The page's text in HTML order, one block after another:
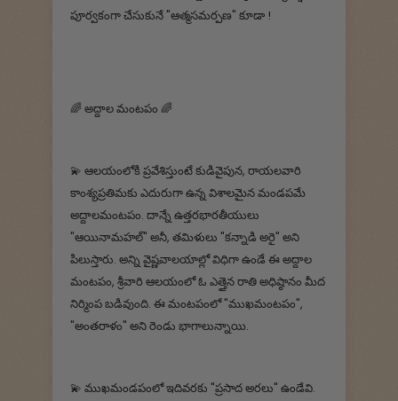
పూర్వకంగా చేసుకునే "ఆత్మసమర్పణ" కూడా !
🌈 అద్దాల మంటపం 🌈
💫 ఆలయంలోకి ప్రవేశిస్తుంటే కుడివైపున, రాయలవారి
కాంశ్యప్రతిమకు ఎదురుగా ఉన్న విశాలమైన మండపమే
అద్దాలమంటపం. దాన్నే ఉత్తరభారతీయులు
"ఆయినామహల్" అనీ, తమిళులు "కన్నాడి అరై" అని
పిలుస్తారు. అన్ని వైష్ణవాలయాల్లో విధిగా ఉండే ఈ అద్దాల
మంటపం, శ్రీవారి ఆలయంలో ఓ ఎత్తైన రాతి అధిష్ఠానం మీద
నిర్మింప బడివుంది. ఈ మంటపంలో "ముఖమంటపం",
"అంతరాళం" అని రెండు భాగాలున్నాయి.
💫 ముఖమండపంలో ఇదివరకు "ప్రసాద అరలు" ఉండేవి.